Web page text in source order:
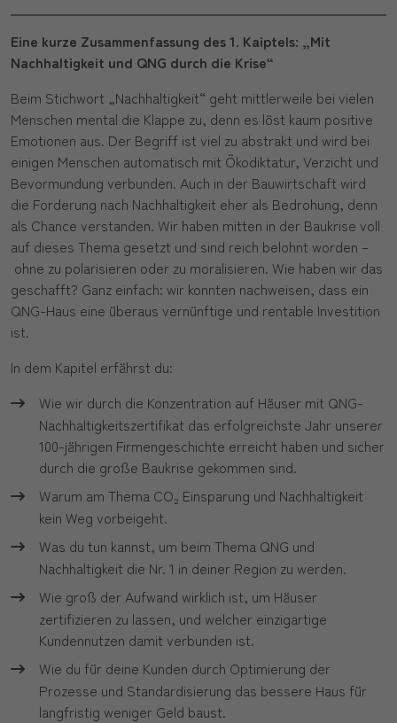
Eine kurze Zusammenfassung des 1. Kaiptels: „Mit
Nachhaltigkeit und QNG durch die Krise“
Beim Stichwort „Nachhaltigkeit“ geht mittlerweile bei vielen
Menschen mental die Klappe zu, denn es löst kaum positive
Emotionen aus. Der Begriff ist viel zu abstrakt und wird bei
einigen Menschen automatisch mit Ökodiktatur, Verzicht und
Bevormundung verbunden. Auch in der Bauwirtschaft wird
die Forderung nach Nachhaltigkeit eher als Bedrohung, denn
als Chance verstanden. Wir haben mitten in der Baukrise voll
auf dieses Thema gesetzt und sind reich belohnt worden –
ohne zu polarisieren oder zu moralisieren. Wie haben wir das
geschafft? Ganz einfach: wir konnten nachweisen, dass ein
QNG-Haus eine überaus vernünftige und rentable Investition
ist.
In dem Kapitel erfährst du:
Wie wir durch die Konzentration auf Häuser mit QNG-
Nachhaltigkeitszertifikat das erfolgreichste Jahr unserer
100-jährigen Firmengeschichte erreicht haben und sicher
durch die große Baukrise gekommen sind.
Warum am Thema CO₂ Einsparung und Nachhaltigkeit
kein Weg vorbeigeht.
Was du tun kannst, um beim Thema QNG und
Nachhaltigkeit die Nr. 1 in deiner Region zu werden.
Wie groß der Aufwand wirklich ist, um Häuser
zertifizieren zu lassen, und welcher einzigartige
Kundennutzen damit verbunden ist.
Wie du für deine Kunden durch Optimierung der
Prozesse und Standardisierung das bessere Haus für
langfristig weniger Geld baust.